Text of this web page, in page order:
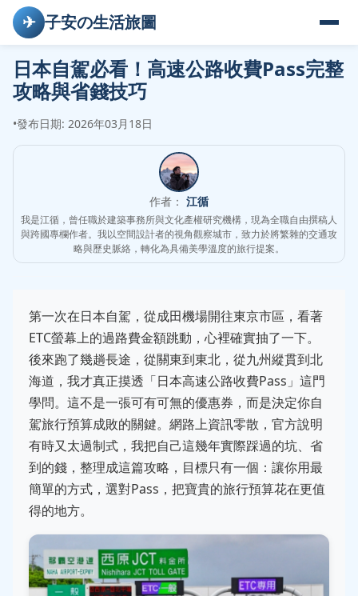
✈ 子安の生活旅圖
日本自駕必看！高速公路收費Pass完整
攻略與省錢技巧
•發布日期: 2026年03月18日
作者： 江循
我是江循，曾任職於建築事務所與文化產權研究機構，現為全職自由撰稿人
與跨國專欄作者。我以空間設計者的視角觀察城市，致力於將繁雜的交通攻
略與歷史脈絡，轉化為具備美學溫度的旅行提案。
第一次在日本自駕，從成田機場開往東京市區，看著
ETC螢幕上的過路費金額跳動，心裡確實抽了一下。
後來跑了幾趟長途，從關東到東北，從九州縱貫到北
海道，我才真正摸透「日本高速公路收費Pass」這門
學問。這不是一張可有可無的優惠券，而是決定你自
駕旅行預算成敗的關鍵。網路上資訊零散，官方說明
有時又太過制式，我把自己這幾年實際踩過的坑、省
到的錢，整理成這篇攻略，目標只有一個：讓你用最
簡單的方式，選對Pass，把寶貴的旅行預算花在更值
得的地方。